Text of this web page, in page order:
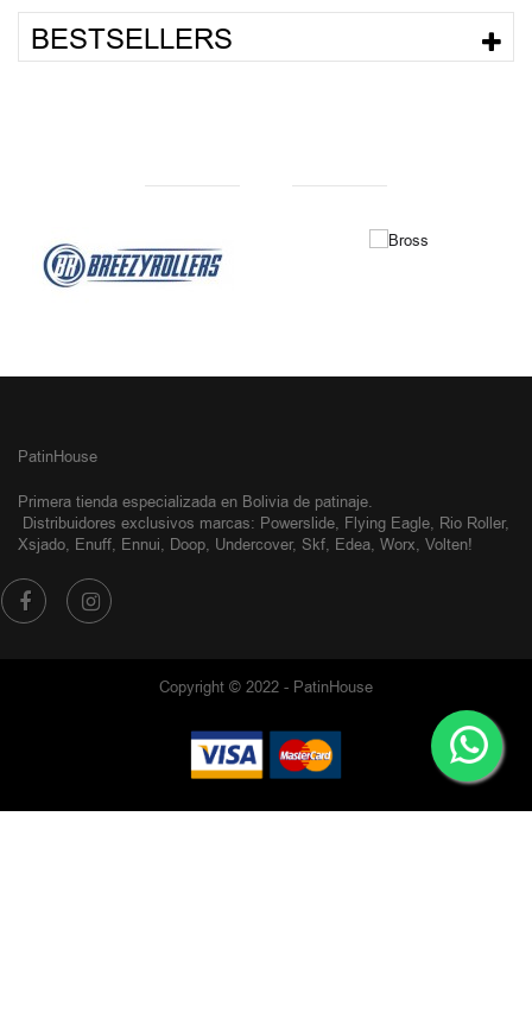
BESTSELLERS
PatinHouse
Primera tienda especializada en Bolivia de patinaje.
Distribuidores exclusivos marcas: Powerslide, Flying Eagle, Rio Roller,
Xsjado, Enuff, Ennui, Doop, Undercover, Skf, Edea, Worx, Volten!
Copyright © 2022 - PatinHouse